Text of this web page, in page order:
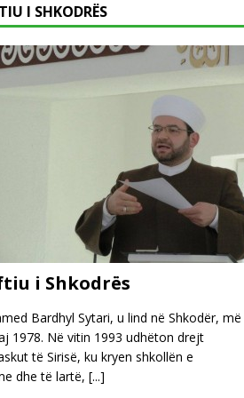
I SHKODRËS
i Shkodrës
Bardhyl Sytari, u lind në Shkodër, më
1978. Në vitin 1993 udhëton drejt
të Sirisë, ku kryen shkollën e
dhe të lartë, [...]